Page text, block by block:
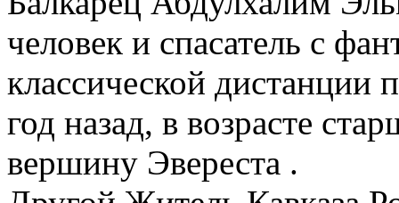
человек и спасатель с
классической дистанции
год назад, в возрасте
вершину Эвереста .